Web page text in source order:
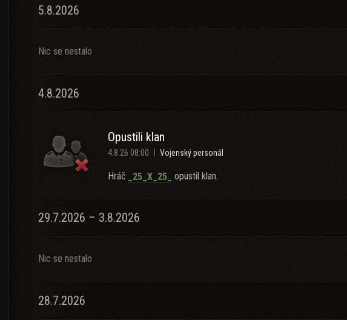
5.8.2026
Nic se nestalo
4.8.2026
Opustili klan
4.8.26 08:00 Vojenský personál
Hráč _25_X_25_ opustil klan.
29.7.2026 – 3.8.2026
Nic se nestalo
28.7.2026